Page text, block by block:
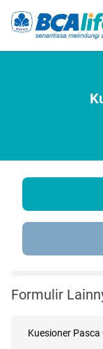
Formulir
Kuesioner Pasca